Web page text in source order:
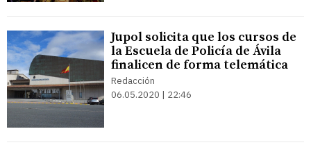
Jupol solicita que los cursos de
la Escuela de Policía de Ávila
finalicen de forma telemática
Redacción
06.05.2020 | 22:46